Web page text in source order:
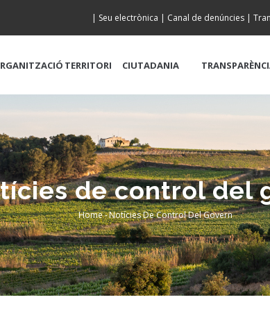
| Seu electrònica | Canal de denúncies |
TERRITORI CIUTADANIA
de control del
Breadcrumb
Home-Notícies De Control Del Govern